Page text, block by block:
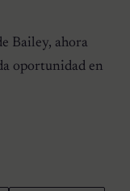
Bailey, ahora
oportunidad en